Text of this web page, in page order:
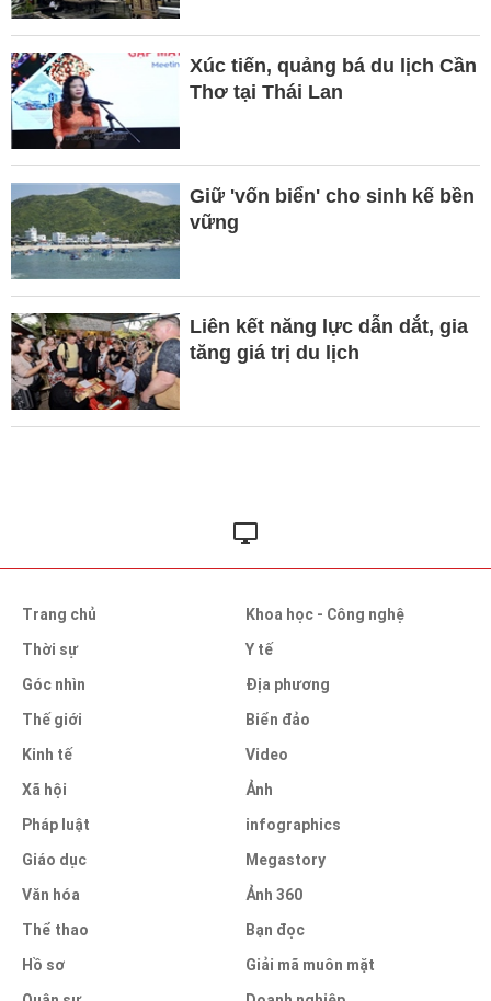
Xúc tiến, quảng bá du lịch Cần
Thơ tại Thái Lan
Giữ 'vốn biển' cho sinh kế bền
vững
Liên kết năng lực dẫn dắt, gia
tăng giá trị du lịch
Trang chủ
Thời sự
Góc nhìn
Thế giới
Kinh tế
Xã hội
Pháp luật
Giáo dục
Văn hóa
Thể thao
Hồ sơ
Khoa học - Công nghệ
Y tế
Địa phương
Biển đảo
Video
Ảnh
infographics
Megastory
Ảnh 360
Bạn đọc
Giải mã muôn mặt